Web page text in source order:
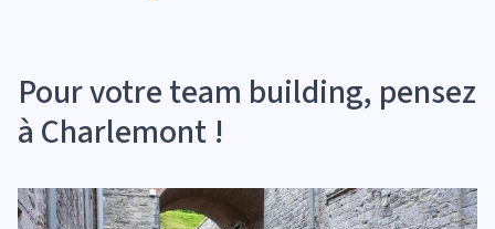
Pour votre team building, pensez
à Charlemont !